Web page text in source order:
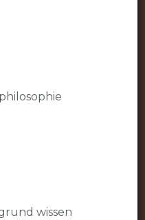
wissen